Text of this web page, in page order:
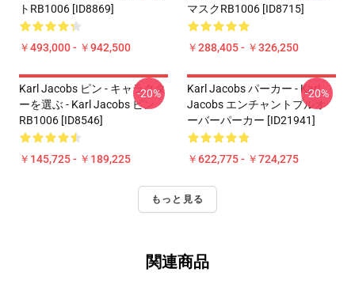
トRB1006 [ID8869]
￥493,000 - ￥942,500
マスクRB1006 [ID8715]
￥288,405 - ￥326,250
Karl Jacobs ピン - キャラクタ
ーを選ぶ - Karl Jacobs ピン
RB1006 [ID8546]
￥145,725 - ￥189,225
-20%
Karl Jacobs パーカー - Karl
Jacobs エンチャントプルオ
ーバーパーカー [ID21941]
￥622,775 - ￥724,275
-20%
もっと見る
関連商品